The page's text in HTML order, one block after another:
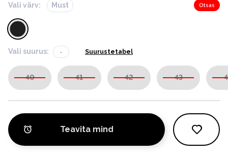
Vali värv: Must Otsas
Vali suurus: - Suurustetabel
40 41 42 43
Teavita mind